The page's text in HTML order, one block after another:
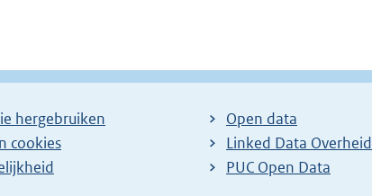
hergebruiken
cookies
Open data
Linked Data Overheid
PUC Open Data